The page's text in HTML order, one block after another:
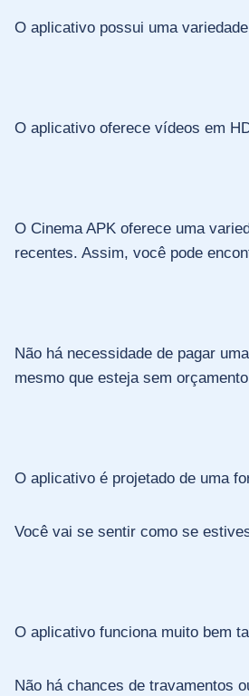
O aplicativo possui uma
O aplicativo oferece vídeos em
O Cinema APK oferece uma
recentes. Assim, você pode
Não há necessidade de pagar
mesmo que esteja sem
O aplicativo é projetado de uma
Você vai se sentir como se
O aplicativo funciona muito bem
Não há chances de travamentos